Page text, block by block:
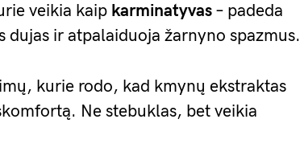
veikia kaip karminatyvas – padeda
dujas ir atpalaiduoja žarnyno spazmus.
kurie rodo, kad kmynų ekstraktas
Ne stebuklas, bet veikia